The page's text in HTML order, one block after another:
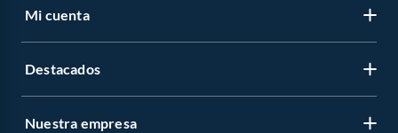
Mi cuenta
Destacados
Nuestra empresa